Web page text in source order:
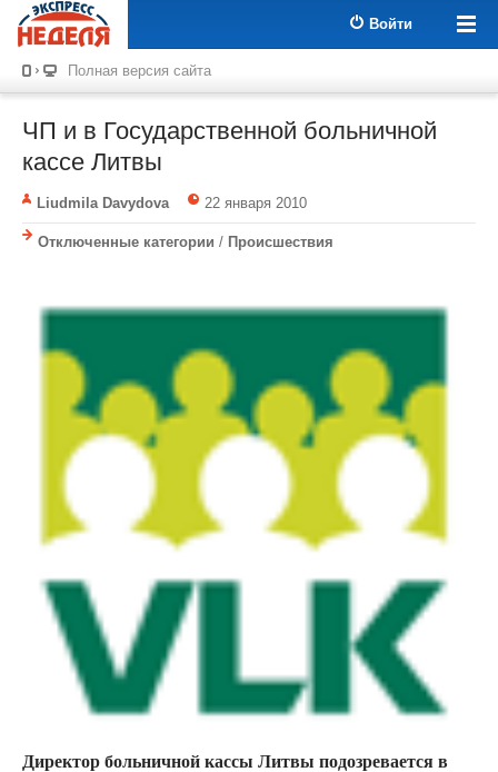
Войти
Полная версия сайта
ЧП и в Государственной больничной
кассе Литвы
Liudmila Davydova 22 января 2010
Отключенные категории / Происшествия
Директор больничной кассы Литвы подозревается в